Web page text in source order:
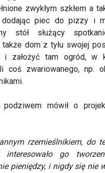
zwykłym szkłem a
dodając piec do pizzy i
stół służący
także dom z tyłu swojej
i założyć tam ogród, w
coś zwariowanego, np.
mówił o
rzemieślnikiem, do
interesowało go
pieniędzy, i nigdy się nie